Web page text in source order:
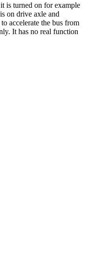
is turned on for example
on drive axle and
accelerate the bus from
It has no real function